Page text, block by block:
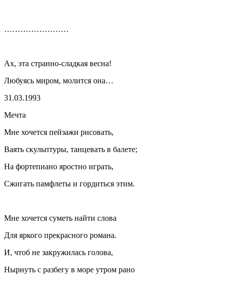
……………………
Ах, эта странно-сладкая весна!
Любуясь миром, молится она…
31.03.1993
Мечта
Мне хочется пейзажи рисовать,
Ваять скульптуры, танцевать в балете;
На фортепиано яростно играть,
Сжигать памфлеты и гордиться этим.
Мне хочется суметь найти слова
Для яркого прекрасного романа.
И, чтоб не закружилась голова,
Нырнуть с разбегу в море утром рано